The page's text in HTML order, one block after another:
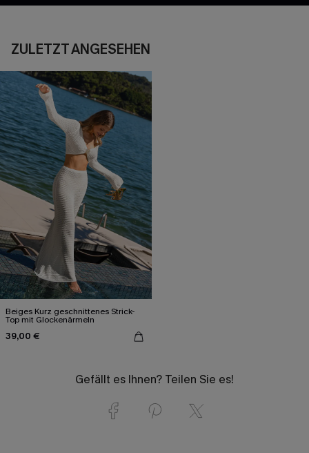
ZULETZT ANGESEHEN
Beiges Kurz geschnittenes Strick-
Top mit Glockenärmeln
39,00 €
Gefällt es Ihnen? Teilen Sie es!